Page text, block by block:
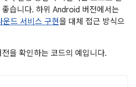
습니다. 하위 Android 버전에서는
드 서비스 구현을 대체 접근 방식으
을 확인하는 코드의 예입니다.